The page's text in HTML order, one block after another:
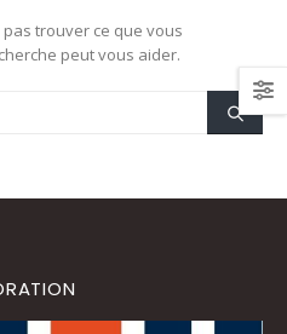
trouver ce que vous
peut vous aider.